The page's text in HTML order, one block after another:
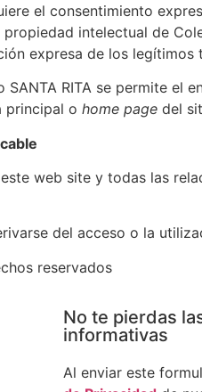
el consentimiento
intelectual de
expresa de los legítimos
RITA se permite el
principal o home page del
web site y todas las
del acceso o la
reservados
No te pierdas
informativas
Al enviar este